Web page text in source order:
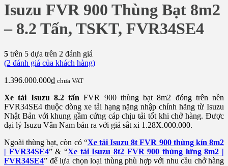
Isuzu FVR 900 Thùng Bạt 8m2
– 8.2 Tấn, TSKT, FVR34SE4
5 trên 5 dựa trên 2 đánh giá
(2 đánh giá của khách hàng)
1.396.000.000₫ chưa VAT
Xe tải Isuzu 8.2 tấn FVR 900 thùng bạt 8m2 đóng trên nền
FVR34SE4 thuộc dòng xe tải hạng nặng nhập chính hãng từ Isuzu
Nhật Bản với khung gầm cứng cáp chịu tải tốt khi chở hàng. Được
đại lý Isuzu Vân Nam bán ra với giá sắt xi 1.28X.000.000.
Ngoài thùng bạt, còn có “Xe tải Isuzu 8t FVR 900 thùng kín 8m2
| FVR34SE4” & “Xe tải Isuzu 8t2 FVR 900 thùng lửng 8m2 |
FVR34SE4” để lựa chọn loại thùng phù hợp với nhu cầu chở hàng